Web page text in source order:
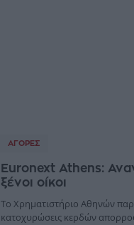
ΑΓΟΡΈΣ
Euronext Athens:
ξένοι οίκοι
Το Χρηματιστήριο Αθηνών
κατοχυρώσεις κερδών